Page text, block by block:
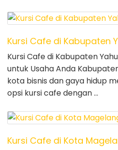
Kursi Cafe di Kabupaten
Kursi Cafe di Kabupaten
untuk Usaha Anda
kota bisnis dan gaya hidup
opsi kursi cafe dengan …
Kursi Cafe di Kota